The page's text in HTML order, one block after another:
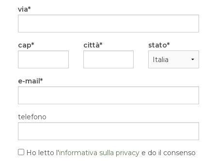
via
cap città stato
e-mail
telefono
Ho letto l'informativa sulla privacy e do il consenso